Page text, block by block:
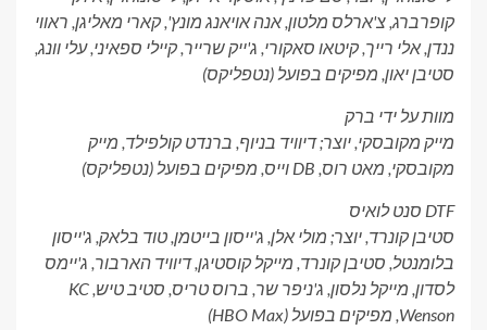
קופרברג, צ'ארלס מלטון, אנה אויאנג מונץ', קארי מאליגן, ראווי
ננדן, אלי רייך, קיטאו סאקורי, ג'ייק שרייר, קיילי ספאיני, עלי וונג,
סטיבן יאון, מפיקים בפועל (נטפליקס)
מוות על ידי ברק
מייק מקובסקי, יוצר; דיוויד בניוף, ברנדט קולפילד, מייק
מקובסקי, מאט רוס, DB וייס, מפיקים בפועל (נטפליקס)
DTF סנט לואיס
סטיבן קונרד, יוצר; מולי אלן, ג'ייסון בייטמן, טוד בלאק, ג'ייסון
בלומנטל, סטיבן קונרד, מייקל קוסטיגן, דיוויד הארבור, ג'יימס
לסדון, מייקל נלסון, ג'ניפר שר, ברוס טריס, סטיב טיש, KC
Wenson, מפיקים בפועל (HBO Max)